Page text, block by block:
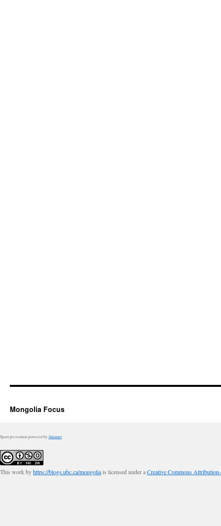
Mongolia Focus
Spam prevention powered by Akismet
This work byhttps://blogs.ubc.ca/mongoliais licensed under aCreative Commons